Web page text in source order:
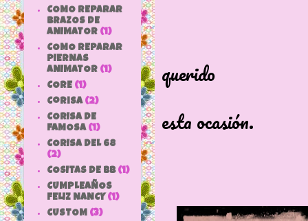
querido
vestirse
esta ocasión.
COMO REPARAR
BRAZOS DE
ANIMATOR (1)
COMO REPARAR
PIERNAS
ANIMATOR (1)
CORE (1)
Corisa (2)
CORISA DE
FAMOSA (1)
CORISA DEL 68
(2)
COSITAS DE bb (1)
CUMPLEAÑOS
FELIZ NANCY (1)
CUSTOM (3)